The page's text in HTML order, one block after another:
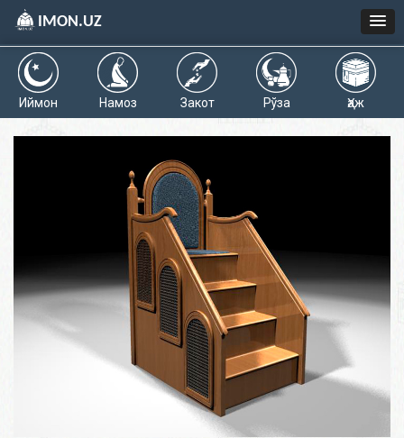
IMON.UZ
Иймон Намоз Закот Рўза Ҳаж